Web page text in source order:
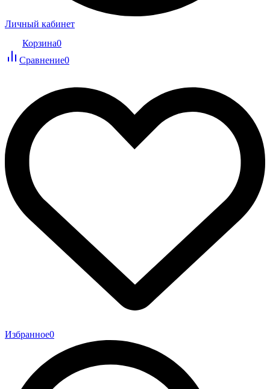
Личный кабинет
Корзина0
Сравнение0
Избранное0